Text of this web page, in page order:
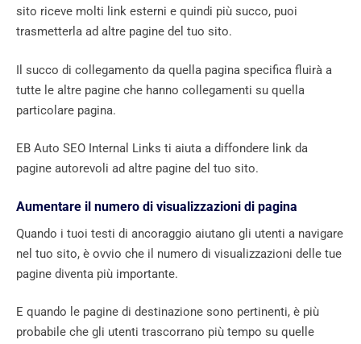
sito riceve molti link esterni e quindi più succo, puoi
trasmetterla ad altre pagine del tuo sito.
Il succo di collegamento da quella pagina specifica fluirà a
tutte le altre pagine che hanno collegamenti su quella
particolare pagina.
EB Auto SEO Internal Links ti aiuta a diffondere link da
pagine autorevoli ad altre pagine del tuo sito.
Aumentare il numero di visualizzazioni di pagina
Quando i tuoi testi di ancoraggio aiutano gli utenti a navigare
nel tuo sito, è ovvio che il numero di visualizzazioni delle tue
pagine diventa più importante.
E quando le pagine di destinazione sono pertinenti, è più
probabile che gli utenti trascorrano più tempo su quelle